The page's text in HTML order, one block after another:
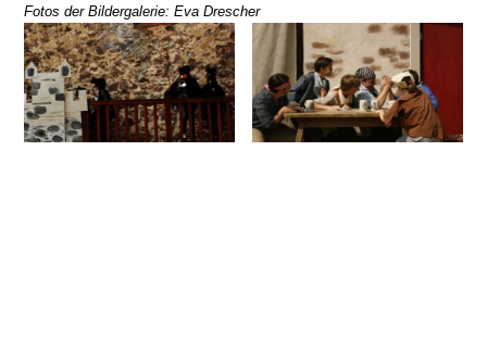
Fotos der Bildergalerie: Eva Drescher